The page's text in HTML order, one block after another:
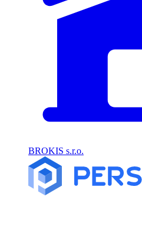
BROKIS s.r.o.